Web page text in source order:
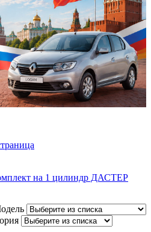
на 1 цилиндр ДАСТЕР